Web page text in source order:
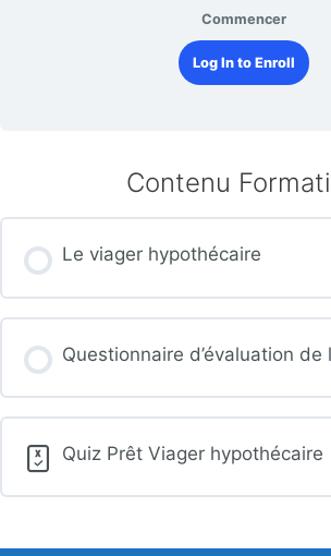
Commencer
Log In to Enroll
Contenu
Le viager hypothécaire
Questionnaire d’évaluation de
Quiz Prêt Viager hypothécaire